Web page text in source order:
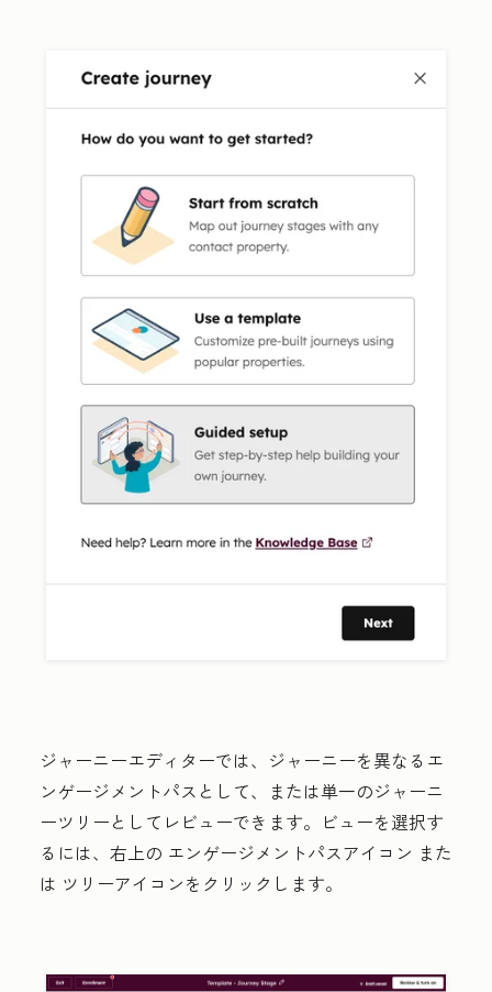
ジャーニーエディターでは、ジャーニーを異なるエ
ンゲージメントパスとして、または単一のジャーニ
ーツリーとしてレビューできます。ビューを選択す
るには、右上の エンゲージメントパスアイコン また
は ツリーアイコンをクリックします。